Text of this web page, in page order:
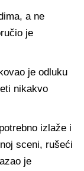
a ne
je
je odluku
nikakvo
izlaže i
sceni, rušeći
je